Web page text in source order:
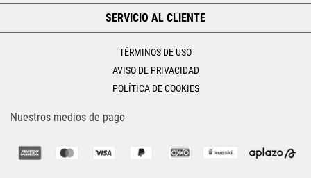
SERVICIO AL CLIENTE
TÉRMINOS DE USO
AVISO DE PRIVACIDAD
POLÍTICA DE COOKIES
Nuestros medios de pago